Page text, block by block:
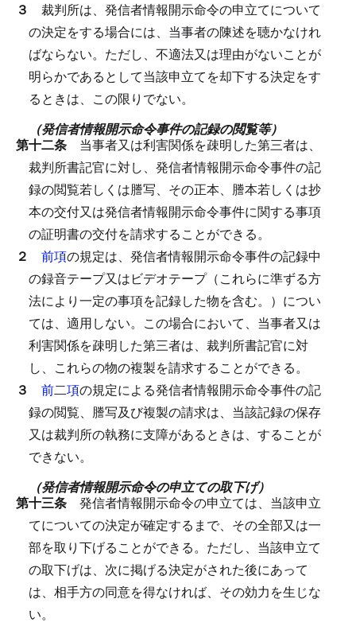
３ 裁判所は、発信者情報開示命令の申立てについて
の決定をする場合には、当事者の陳述を聴かなけれ
ばならない。 ただし、不適法又は理由がないことが
明らかであるとして当該申立てを却下する決定をす
るときは、この限りでない。
（発信者情報開示命令事件の記録の閲覧等）
第十二条 当事者又は利害関係を疎明した第三者は、
裁判所書記官に対し、発信者情報開示命令事件の記
録の閲覧若しくは謄写、その正本、謄本若しくは抄
本の交付又は発信者情報開示命令事件に関する事項
の証明書の交付を請求することができる。
２ 前項の規定は、発信者情報開示命令事件の記録中
の録音テープ又はビデオテープ（これらに準ずる方
法により一定の事項を記録した物を含む。）につい
ては、適用しない。 この場合において、当事者又は
利害関係を疎明した第三者は、裁判所書記官に対
し、これらの物の複製を請求することができる。
３ 前二項の規定による発信者情報開示命令事件の記
録の閲覧、謄写及び複製の請求は、当該記録の保存
又は裁判所の執務に支障があるときは、することが
できない。
（発信者情報開示命令の申立ての取下げ）
第十三条 発信者情報開示命令の申立ては、当該申立
てについての決定が確定するまで、その全部又は一
部を取り下げることができる。 ただし、当該申立て
の取下げは、次に掲げる決定がされた後にあって
は、相手方の同意を得なければ、その効力を生じな
い。